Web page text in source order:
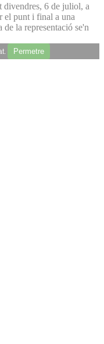
divendres, 6 de juliol, a
el punt i final a una
de la representació se'n
Permetre